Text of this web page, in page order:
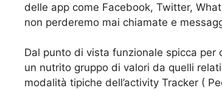
delle app come Facebook, Twitter,
non perderemo mai chiamate e
Dal punto di vista funzionale spicca
un nutrito gruppo di valori da quelli
modalità tipiche dell’activity Tracker (